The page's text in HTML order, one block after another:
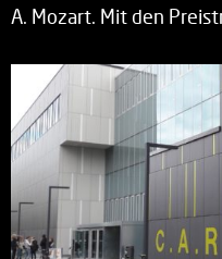
A. Mozart. Mit den